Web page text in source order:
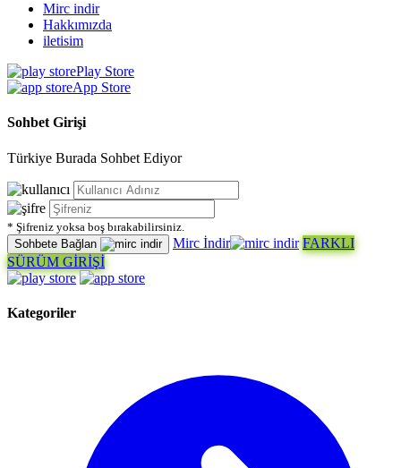
Mirc indir
Hakkımızda
iletisim
Play Store
App Store
Sohbet Girişi
Türkiye Burada Sohbet Ediyor
* Şifreniz yoksa boş bırakabilirsiniz.
Sohbete Bağlan
Mirc İndir
FARKLI
SÜRÜM GİRİŞİ
Kategoriler